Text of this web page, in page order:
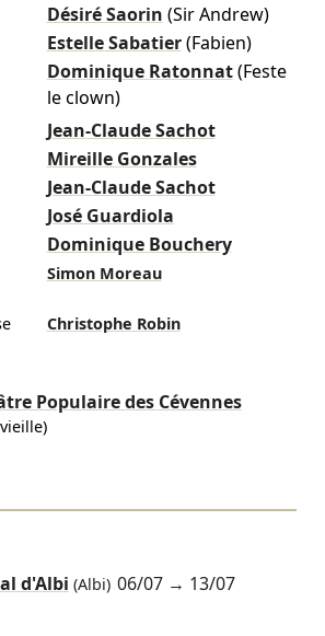
Désiré Saorin (Sir Andrew)
Estelle Sabatier (Fabien)
Dominique Ratonnat (Feste
le clown)
Jean-Claude Sachot
Mireille Gonzales
Jean-Claude Sachot
José Guardiola
Dominique Bouchery
Simon Moreau
Christophe Robin
Populaire des Cévennes
d'Albi (Albi) 06/07 → 13/07